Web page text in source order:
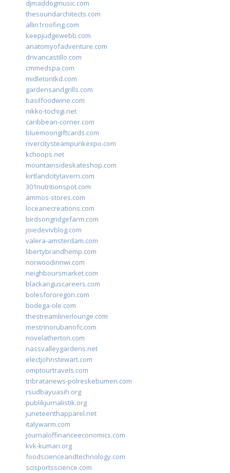
djmaddogmusic.com
thesoundarchitects.com
allin1roofing.com
keepjudgewebb.com
anatomyofadventure.com
drivancastillo.com
cmmedspa.com
midletontkd.com
gardensandgrills.com
basilfoodwine.com
nikko-tochigi.net
caribbean-corner.com
bluemoongiftcards.com
rivercitysteampunkexpo.com
kchoops.net
mountainsideskateshop.com
kirtlandcitytavern.com
301nutritionspot.com
ammos-stores.com
loceanecreations.com
birdsongridgefarm.com
joiedevivblog.com
valera-amsterdam.com
libertybrandhemp.com
norwoodinnwi.com
neighboursmarket.com
blackanguscareers.com
bolesfororegon.com
bodega-ole.com
thestreamlinerlounge.com
mestrinorubanofc.com
novelatherton.com
nassvalleygardens.net
electjohnstewart.com
omptourtravels.com
tribratanews-polreskebumen.com
rsudbayuasih.org
publikjurnalistik.org
juneteenthapparel.net
italywarm.com
journaloffinanceeconomics.com
kvk-kumari.org
foodscienceandtechnology.com
scisportsscience.com